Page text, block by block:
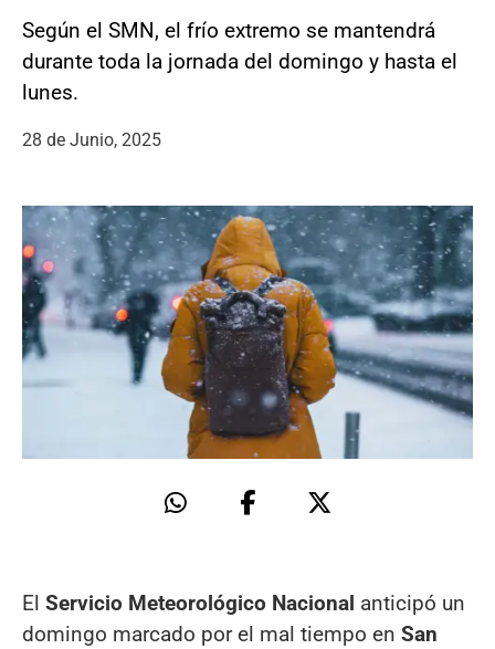
Según el SMN, el frío extremo se mantendrá
durante toda la jornada del domingo y hasta el
lunes.
28 de Junio, 2025
El Servicio Meteorológico Nacional anticipó un
domingo marcado por el mal tiempo en San